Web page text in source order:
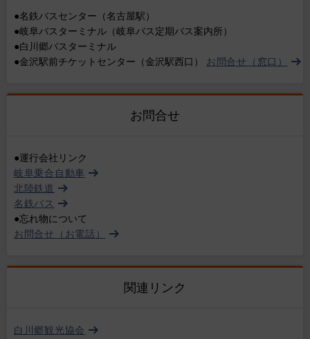
●名鉄バスセンター（名古屋駅）
●岐阜バスターミナル（岐阜バス定期バス案内所）
●白川郷バスターミナル
●金沢駅前チケットセンター（金沢駅西口）
お問合せ（窓口）
お問合せ
●運行会社リンク
岐阜乗合自動車
北陸鉄道
名鉄バス
●忘れ物について
お問合せ（お電話）
関連リンク
白川郷観光協会